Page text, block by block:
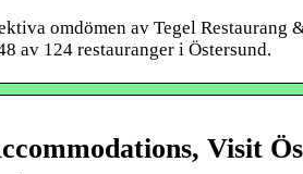
omdömen av Tegel Restaurang
av 124 restauranger i Östersund.
Visit